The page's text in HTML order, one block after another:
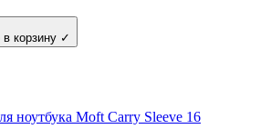
корзину ✓